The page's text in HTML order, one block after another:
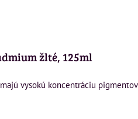
žlté, 125ml
vysokú koncentráciu pigmentov